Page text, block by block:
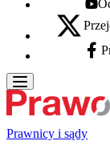
X - otwiera
Prawnicy i sądy